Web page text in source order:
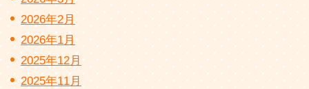
2026年2月
2026年1月
2025年12月
2025年11月